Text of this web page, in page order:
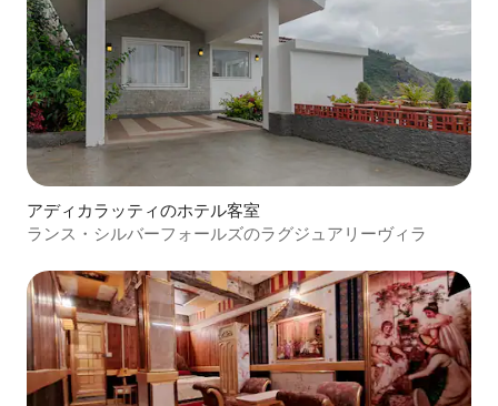
アディカラッティのホテル客室
ランス・シルバーフォールズのラグジュアリーヴィラ